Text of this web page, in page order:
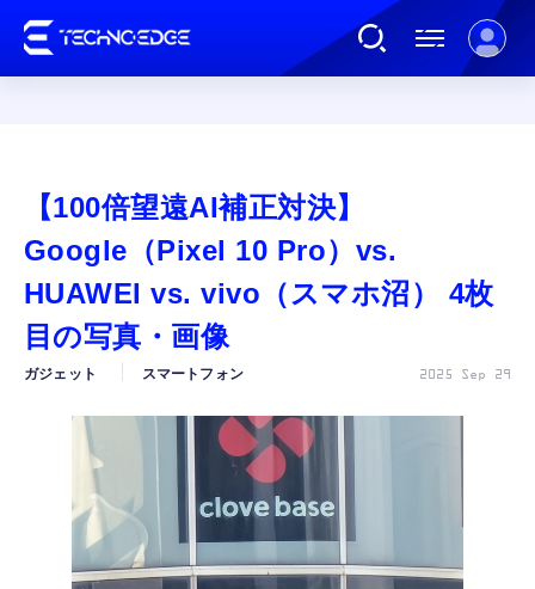
AI
ガジェット
ゲーム
カルチャー
【100倍望遠AI補正対決】
Google（Pixel 10 Pro）vs.
HUAWEI vs. vivo（スマホ沼） 4枚
目の写真・画像
ガジェット スマートフォン 2025 Sep 29